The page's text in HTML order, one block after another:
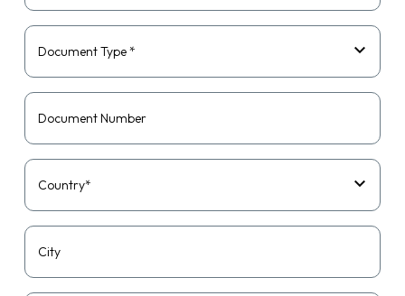
Document Type *
Document Number
Country*
City